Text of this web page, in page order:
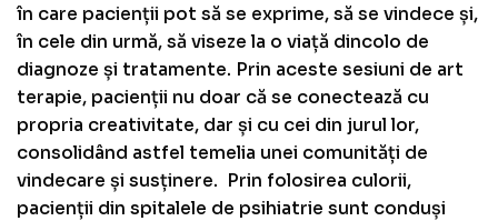
în care pacienții pot să se exprime, să se vindece și,
în cele din urmă, să viseze la o viață dincolo de
diagnoze și tratamente. Prin aceste sesiuni de art
terapie, pacienții nu doar că se conectează cu
propria creativitate, dar și cu cei din jurul lor,
consolidând astfel temelia unei comunități de
vindecare și susținere. Prin folosirea culorii,
pacienții din spitalele de psihiatrie sunt conduși